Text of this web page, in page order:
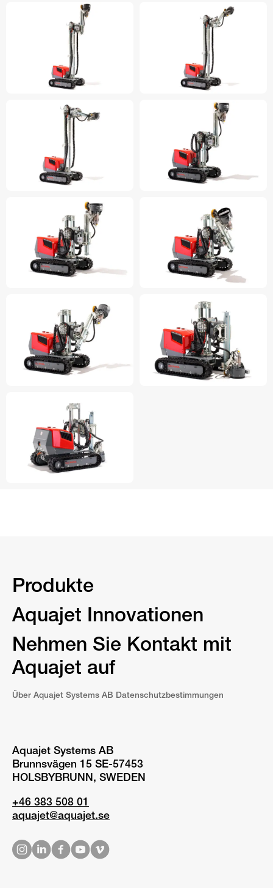
Produkte
Aquajet Innovationen
Nehmen Sie Kontakt mit
Aquajet auf
Über Aquajet Systems AB Datenschutzbestimmungen
Aquajet Systems AB
Brunnsvägen 15 SE-57453
HOLSBYBRUNN, SWEDEN
+46 383 508 01
aquajet@aquajet.se